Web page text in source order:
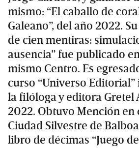
mismo: “El caballo de
Galeano”, del año 2022.
de cien mentiras:
ausencia” fue publicado
mismo Centro. Es
curso “Universo
la filóloga y editora Gretel
2022. Obtuvo Mención en
Ciudad Silvestre de
libro de décimas “Juego de